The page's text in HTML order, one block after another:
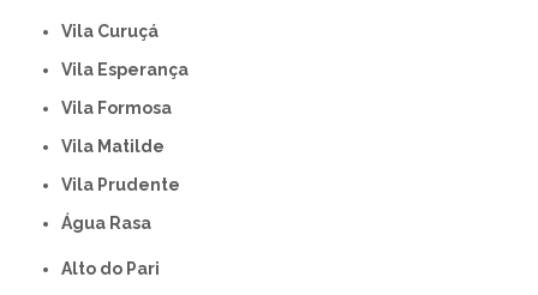
Vila Curuçá
Vila Esperança
Vila Formosa
Vila Matilde
Vila Prudente
Água Rasa
Alto do Pari